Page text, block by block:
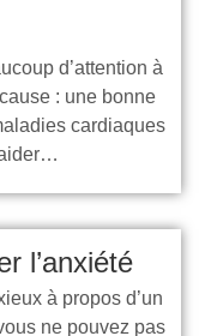
d’attention à
: une bonne
cardiaques
l’anxiété
à propos d’un
ne pouvez pas